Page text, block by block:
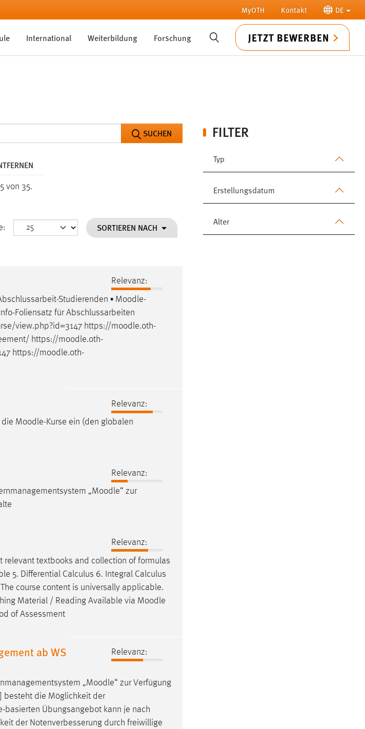
MyOTH Kontakt DE
International Weiterbildung Forschung SUCHE JETZT BEWERBEN
FILTER
Typ
Erstellungsdatum
Alter
SUCHEN
von 35.
SORTIEREN NACH
Relevanz:
Studierenden ▪ Moodle-
Foliensatz für Abschlussarbeiten
view.php?id=3147 https://moodle.oth-
https://moodle.oth-
https://moodle.oth-
Relevanz:
die Moodle-Kurse ein (den globalen
Relevanz:
„Moodle“ zur
Relevanz:
relevant textbooks and collection of formulas
5. Differential Calculus 6. Integral Calculus
course content is universally applicable.
Material / Reading Available via Moodle
of Assessment
ab WS
Relevanz:
„Moodle“ zur Verfügung
besteht die Möglichkeit der
-basierten Übungsangebot kann je nach
der Notenverbesserung durch freiwillige